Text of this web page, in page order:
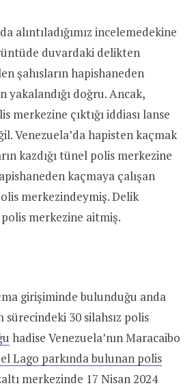
alıntıladığımız incelemedekine
duvardaki delikten
şahısların hapishaneden
yakalandığı doğru. Ancak,
merkezine çıktığı iddiası lanse
Venezuela’da hapisten kaçmak
kazdığı tünel polis merkezine
kaçmaya çalışan
merkezindeymiş. Delik
merkezine aitmiş.
girişiminde bulunduğu anda
sürecindeki 30 silahsız polis
hadise Venezuela’nın Maracaibo
Lago parkında bulunan polis
merkezinde 17 Nisan 2024